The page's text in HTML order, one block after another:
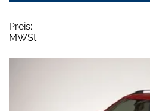
Preis:
MWSt: